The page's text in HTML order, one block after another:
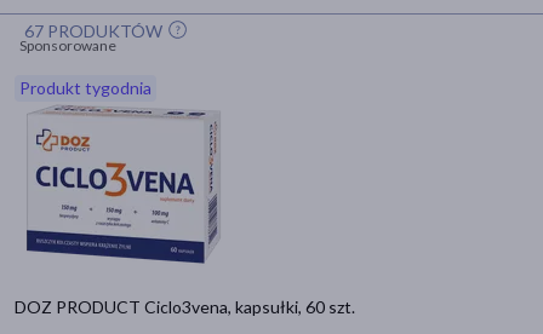
Hit
Hit
Hit
67 PRODUKTÓW
Sponsorowane
Produkt tygodnia
DOZ PRODUCT Ciclo3vena, kapsułki, 60 szt.